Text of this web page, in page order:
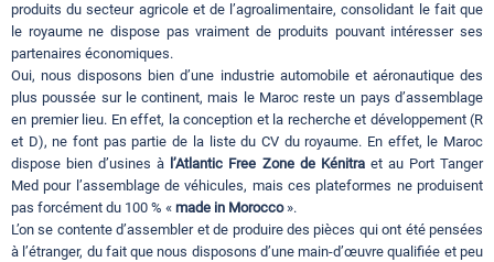
produits du secteur agricole et de l’agroalimentaire, consolidant le fait que
le royaume ne dispose pas vraiment de produits pouvant intéresser ses
partenaires économiques.
Oui, nous disposons bien d’une industrie automobile et aéronautique des
plus poussée sur le continent, mais le Maroc reste un pays d’assemblage
en premier lieu. En effet, la conception et la recherche et développement (R
et D), ne font pas partie de la liste du CV du royaume. En effet, le Maroc
dispose bien d’usines à l’Atlantic Free Zone de Kénitraet au Port Tanger
Med pour l’assemblage de véhicules, mais ces plateformes ne produisent
pas forcément du 100 % « made in Morocco».
L’on se contente d’assembler et de produire des pièces qui ont été pensées
à l’étranger, du fait que nous disposons d’une main-d’œuvre qualifiée et peu